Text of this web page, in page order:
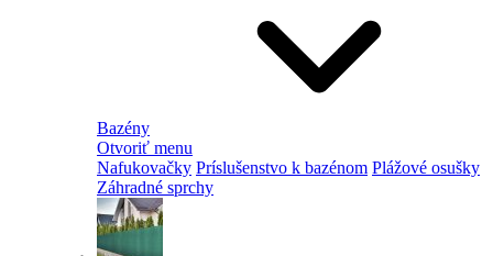
Bazény
Otvoriť menu
Nafukovačky Príslušenstvo k bazénom Plážové osušky
Záhradné sprchy